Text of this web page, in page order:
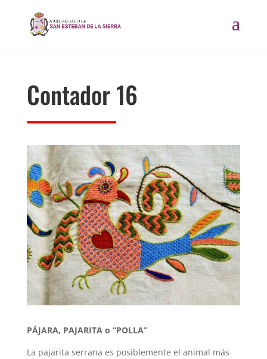
Contador 16
PÁJARA, PAJARITA o “POLLA”
La pajarita serrana es posiblemente el animal más